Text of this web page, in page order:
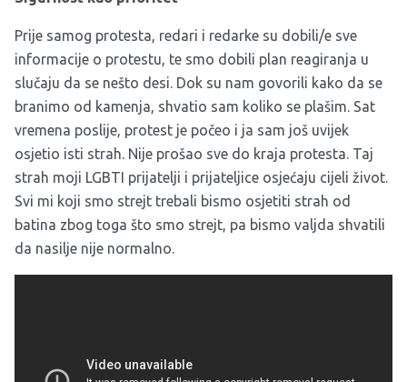
Prije samog protesta, redari i redarke su dobili/e sve
informacije o protestu, te smo dobili plan reagiranja u
slučaju da se nešto desi. Dok su nam govorili kako da se
branimo od kamenja, shvatio sam koliko se plašim. Sat
vremena poslije, protest je počeo i ja sam još uvijek
osjetio isti strah. Nije prošao sve do kraja protesta. Taj
strah moji LGBTI prijatelji i prijateljice osjećaju cijeli život.
Svi mi koji smo strejt trebali bismo osjetiti strah od
batina zbog toga što smo strejt, pa bismo valjda shvatili
da nasilje nije normalno.